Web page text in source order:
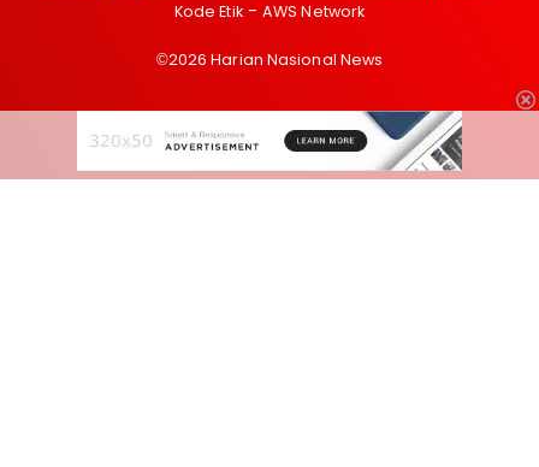
Kode Etik
AWS Network
©2026 Harian Nasional News